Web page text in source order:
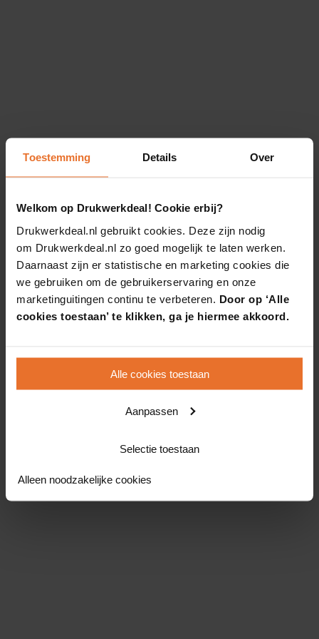
Toestemming Details Over
Welkom op Drukwerkdeal! Cookie erbij?
Drukwerkdeal.nl gebruikt cookies. Deze zijn nodig
om Drukwerkdeal.nl zo goed mogelijk te laten werken.
Daarnaast zijn er statistische en marketing cookies die
we gebruiken om de gebruikerservaring en onze
marketinguitingen continu te verbeteren. Door op ‘Alle
cookies toestaan’ te klikken, ga je hiermee akkoord.
Alle cookies toestaan
Aanpassen
Selectie toestaan
Alleen noodzakelijke cookies